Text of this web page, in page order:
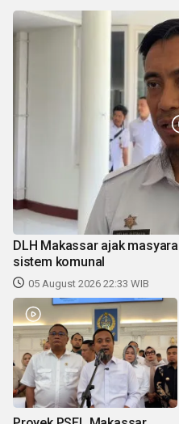
DLH Makassar ajak
sistem komunal
05 August 2026 22:33 WIB